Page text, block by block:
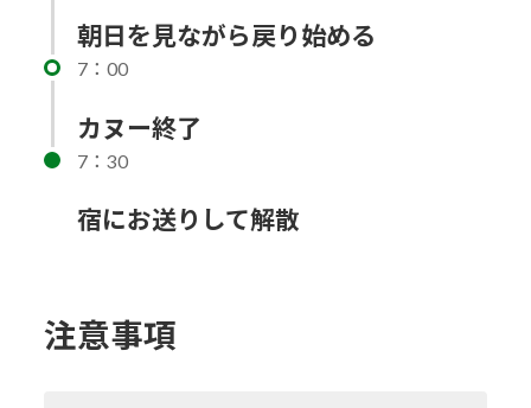
朝日を見ながら戻り始める
7：00
カヌー終了
7：30
宿にお送りして解散
注意事項